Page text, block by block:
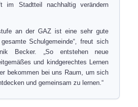
im Stadtteil nachhaltig verändern
an der GAZ ist eine sehr gute
Schulgemeinde“, freut sich
Becker. „So entstehen neue
und kindgerechtes Lernen
bekommen bei uns Raum, um sich
und gemeinsam zu lernen.“